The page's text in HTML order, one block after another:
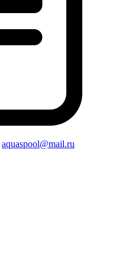
aquaspool@mail.ru